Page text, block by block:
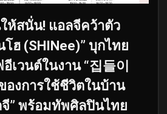
ห้สนั่น! แอลจีคว้าตัว
ฮ (SHINee)” บุกไทย
เวนต์ในงาน “집들이
องการใช้ชีวิตในบ้าน
” พร้อมทัพศิลปินไทย